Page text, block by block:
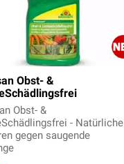
Obst- &
Obst- &
- Natürliche
gegen saugende